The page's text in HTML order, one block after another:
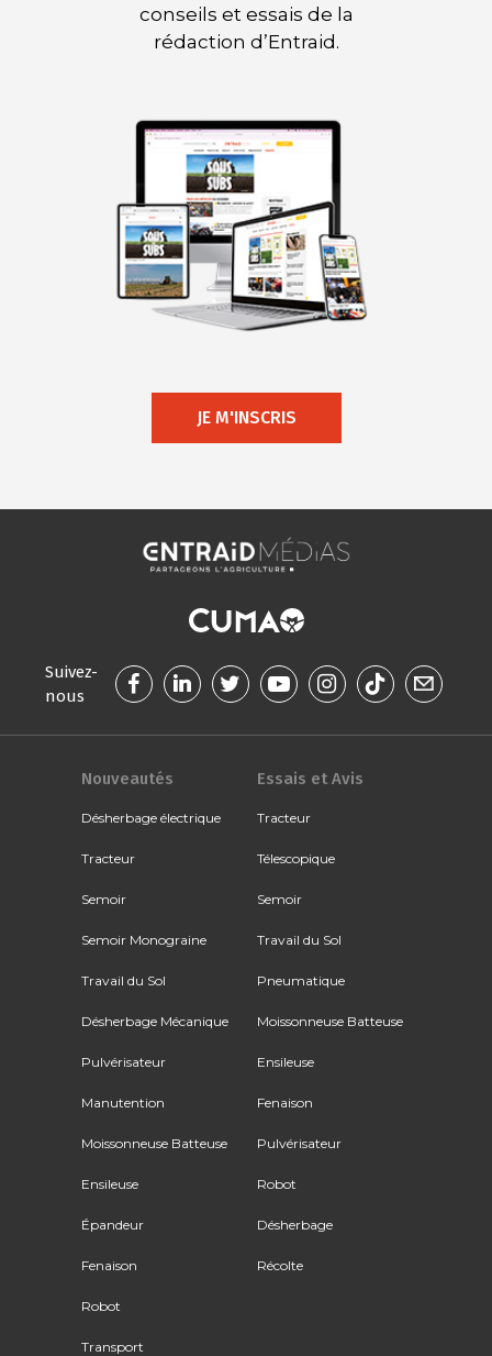
conseils et essais de la
rédaction d’Entraid.
JE M'INSCRIS
Suivez-
nous
Nouveautés
Désherbage électrique
Tracteur
Semoir
Semoir Monograine
Travail du Sol
Désherbage Mécanique
Pulvérisateur
Manutention
Moissonneuse Batteuse
Ensileuse
Épandeur
Fenaison
Robot
Transport
Essais et Avis
Tracteur
Télescopique
Semoir
Travail du Sol
Pneumatique
Moissonneuse Batteuse
Ensileuse
Fenaison
Pulvérisateur
Robot
Désherbage
Récolte